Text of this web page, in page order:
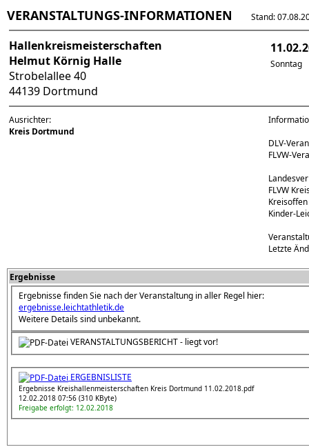
VERANSTALTUNGS-INFORMATIONEN Stand:
Hallenkreismeisterschaften
Helmut Körnig Halle
Strobelallee 40
44139 Dortmund
Sonntag
Ausrichter:
Kreis Dortmund
DLV-
FLVW-
FLVW
Kinder-
Letzte
Ergebnisse
Ergebnisse finden Sie nach der Veranstaltung in aller Regel hier:
ergebnisse.leichtathletik.de
Weitere Details sind unbekannt.
VERANSTALTUNGSBERICHT - liegt vor!
ERGEBNISLISTE
Ergebnisse Kreishallenmeisterschaften Kreis Dortmund 11.02.2018.pdf
12.02.2018 07:56 (310 KByte)
Freigabe erfolgt: 12.02.2018